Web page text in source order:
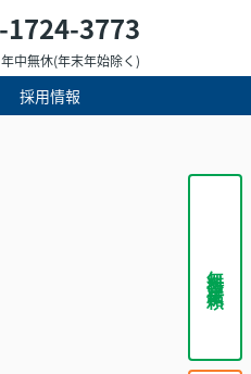
1724-3773
中無休(年末年始除く)
採用情報
無料査定依頼